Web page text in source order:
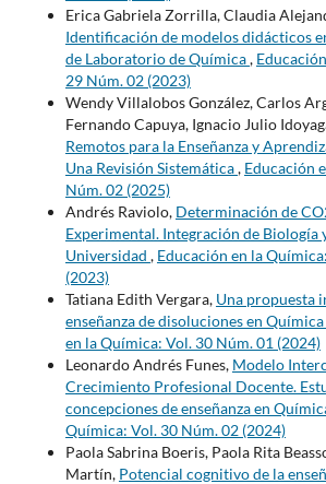
Erica Gabriela Zorrilla, Claudia
Identificación de modelos didácticos
de Laboratorio de Química,
29 Núm. 02 (2023)
Wendy Villalobos González, Carlos
Fernando Capuya, Ignacio Julio
Remotos para la Enseñanza y
Una Revisión Sistemática, Educación
Núm. 02 (2025)
Andrés Raviolo, Determinación de
Experimental. Integración de Biología
Universidad , Educación en la
(2023)
Tatiana Edith Vergara, Una propuesta
enseñanza de disoluciones en
en la Química: Vol. 30 Núm. 01 (2024)
Leonardo Andrés Funes, Modelo
Crecimiento Profesional Docente.
concepciones de enseñanza en
Química: Vol. 30 Núm. 02 (2024)
Paola Sabrina Boeris, Paola Rita
Martín, Potencial cognitivo de la